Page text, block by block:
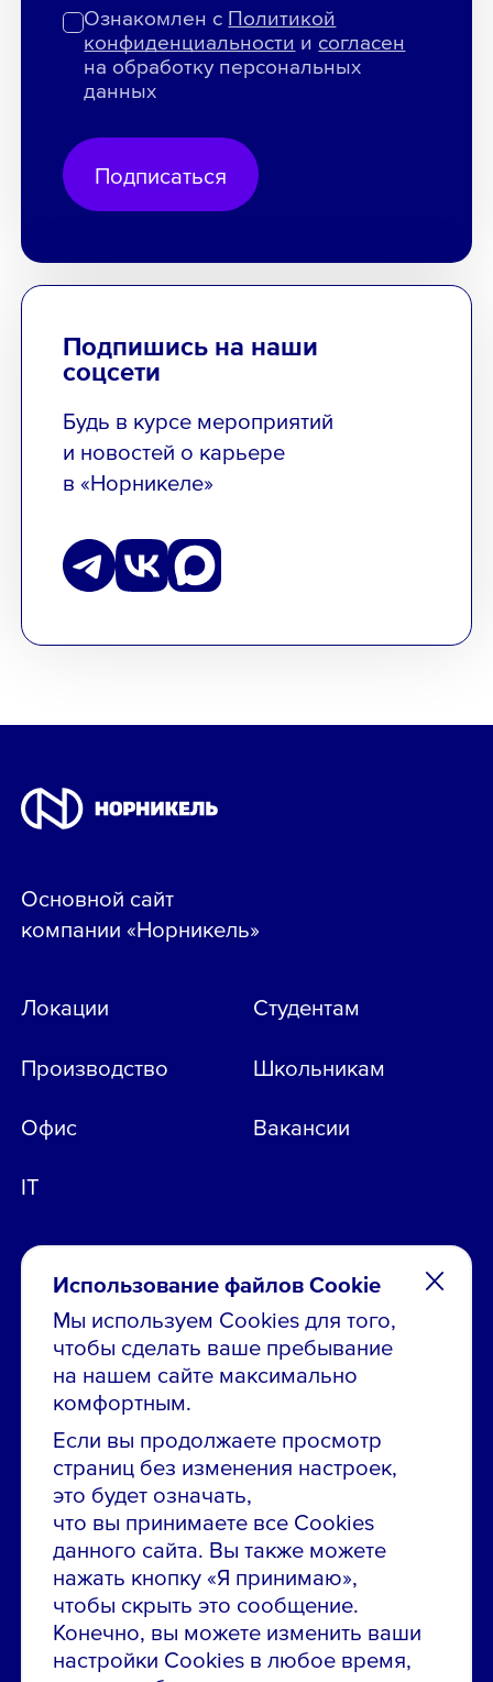
Использование файлов Cookie
Мы используем Cookies для того,
чтобы сделать ваше пребывание
на нашем сайте максимально
комфортным.
Если вы продолжаете просмотр
страниц без изменения настроек,
это будет означать,
что вы принимаете все Cookies
данного сайта. Вы также можете
нажать кнопку «Я принимаю»,
чтобы скрыть это сообщение.
Конечно, вы можете изменить ваши
настройки Cookies в любое время,
Ознакомлен с Политикой
конфиденциальности и согласен
на обработку персональных
данных
Подписаться
Подпишись на наши
соцсети
Будь в курсе мероприятий
и новостей о карьере
в «Норникеле»
Остались вопросы по вакансиям?
Звони в контакт-центр:
8 800 700-19-43
Основной сайт
компании «Норникель»
Локации
Производство
Офис
IT
Студентам
Школьникам
Вакансии
Сообщить об ошибке на сайте
ПАО «ГМК «Норильский никель»
Использование материалов сайта
без согласования запрещено.
Российская Федерация, 123112, г. Москва, 1-й
Красногвардейский проезд., д. 15
Политика конфиденциальности